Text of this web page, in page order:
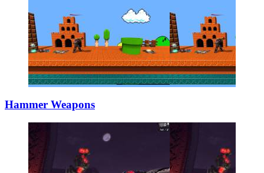
Hammer Weapons